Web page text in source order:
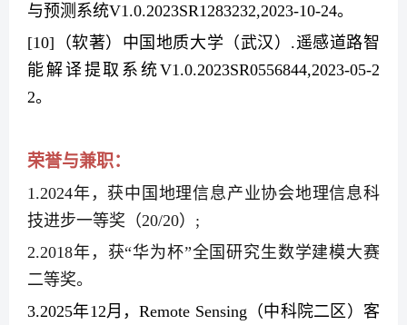
与预测系统V1.0.2023SR1283232,2023-10-24。
[10] （软著）中国地质大学（武汉） .遥感道路智
能解译提取系统V1.0.2023SR0556844,2023-05-2
2。
荣誉与兼职：
1.2024年，获中国地理信息产业协会地理信息科
技进步一等奖（20/20） ;
2.2018年，获“华为杯”全国研究生数学建模大赛
二等奖。
3.2025年12月，Remote Sensing （中科院二区）客